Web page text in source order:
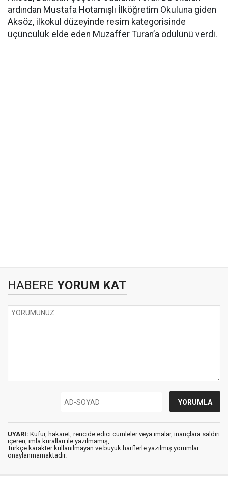
ardından Mustafa Hotamışlı İlköğretim Okuluna giden
Aksöz, ilkokul düzeyinde resim kategorisinde
üçüncülük elde eden Muzaffer Turan’a ödülünü verdi.
HABERE YORUM KAT
UYARI: Küfür, hakaret, rencide edici cümleler veya imalar, inançlara saldırı
içeren, imla kuralları ile yazılmamış,
Türkçe karakter kullanılmayan ve büyük harflerle yazılmış yorumlar
onaylanmamaktadır.